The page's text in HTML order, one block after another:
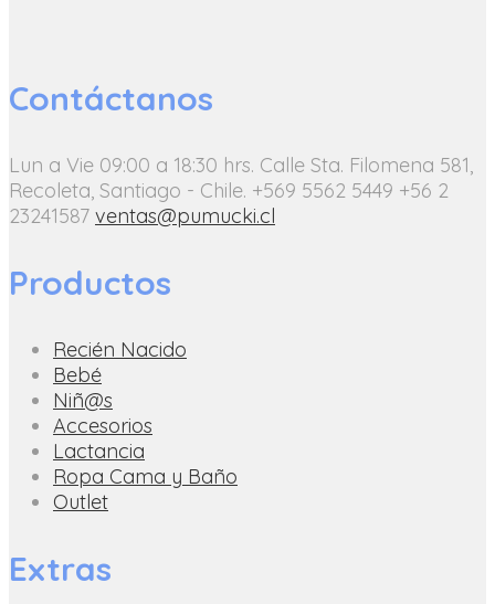
Contáctanos
Lun a Vie 09:00 a 18:30 hrs. Calle Sta. Filomena 581,
Recoleta, Santiago - Chile. +569 5562 5449 +56 2
23241587 ventas@pumucki.cl
Productos
Recién Nacido
Bebé
Niñ@s
Accesorios
Lactancia
Ropa Cama y Baño
Outlet
Extras